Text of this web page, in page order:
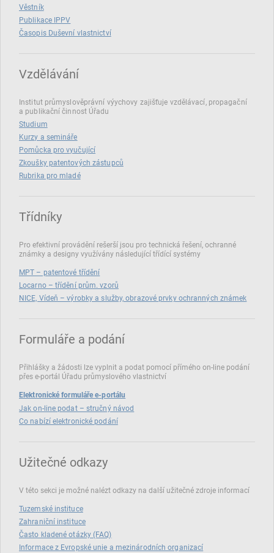
Věstník
Publikace IPPV
Časopis Duševní vlastnictví
Vzdělávání
Institut průmyslověprávní výychovy zajišťuje vzdělávací, propagační
a publikační činnost Úřadu
Studium
Kurzy a semináře
Pomůcka pro vyučující
Zkoušky patentových zástupců
Rubrika pro mladé
Třídníky
Pro efektivní provádění rešerší jsou pro technická řešení, ochranné
známky a designy využívány následující třídící systémy
MPT – patentové třídění
Locarno – třídění prům. vzorů
NICE, Vídeň – výrobky a služby, obrazové prvky ochranných známek
Formuláře a podání
Přihlášky a žádosti lze vyplnit a podat pomocí přímého on‑line podání
přes e‑portál Úřadu průmyslového vlastnictví
Elektronické formuláře e-portálu
Jak on-line podat – stručný návod
Co nabízí elektronické podání
Užitečné odkazy
V této sekci je možné nalézt odkazy na další užitečné zdroje informací
Tuzemské instituce
Zahraniční instituce
Často kladené otázky (FAQ)
Informace z Evropské unie a mezinárodních organizací